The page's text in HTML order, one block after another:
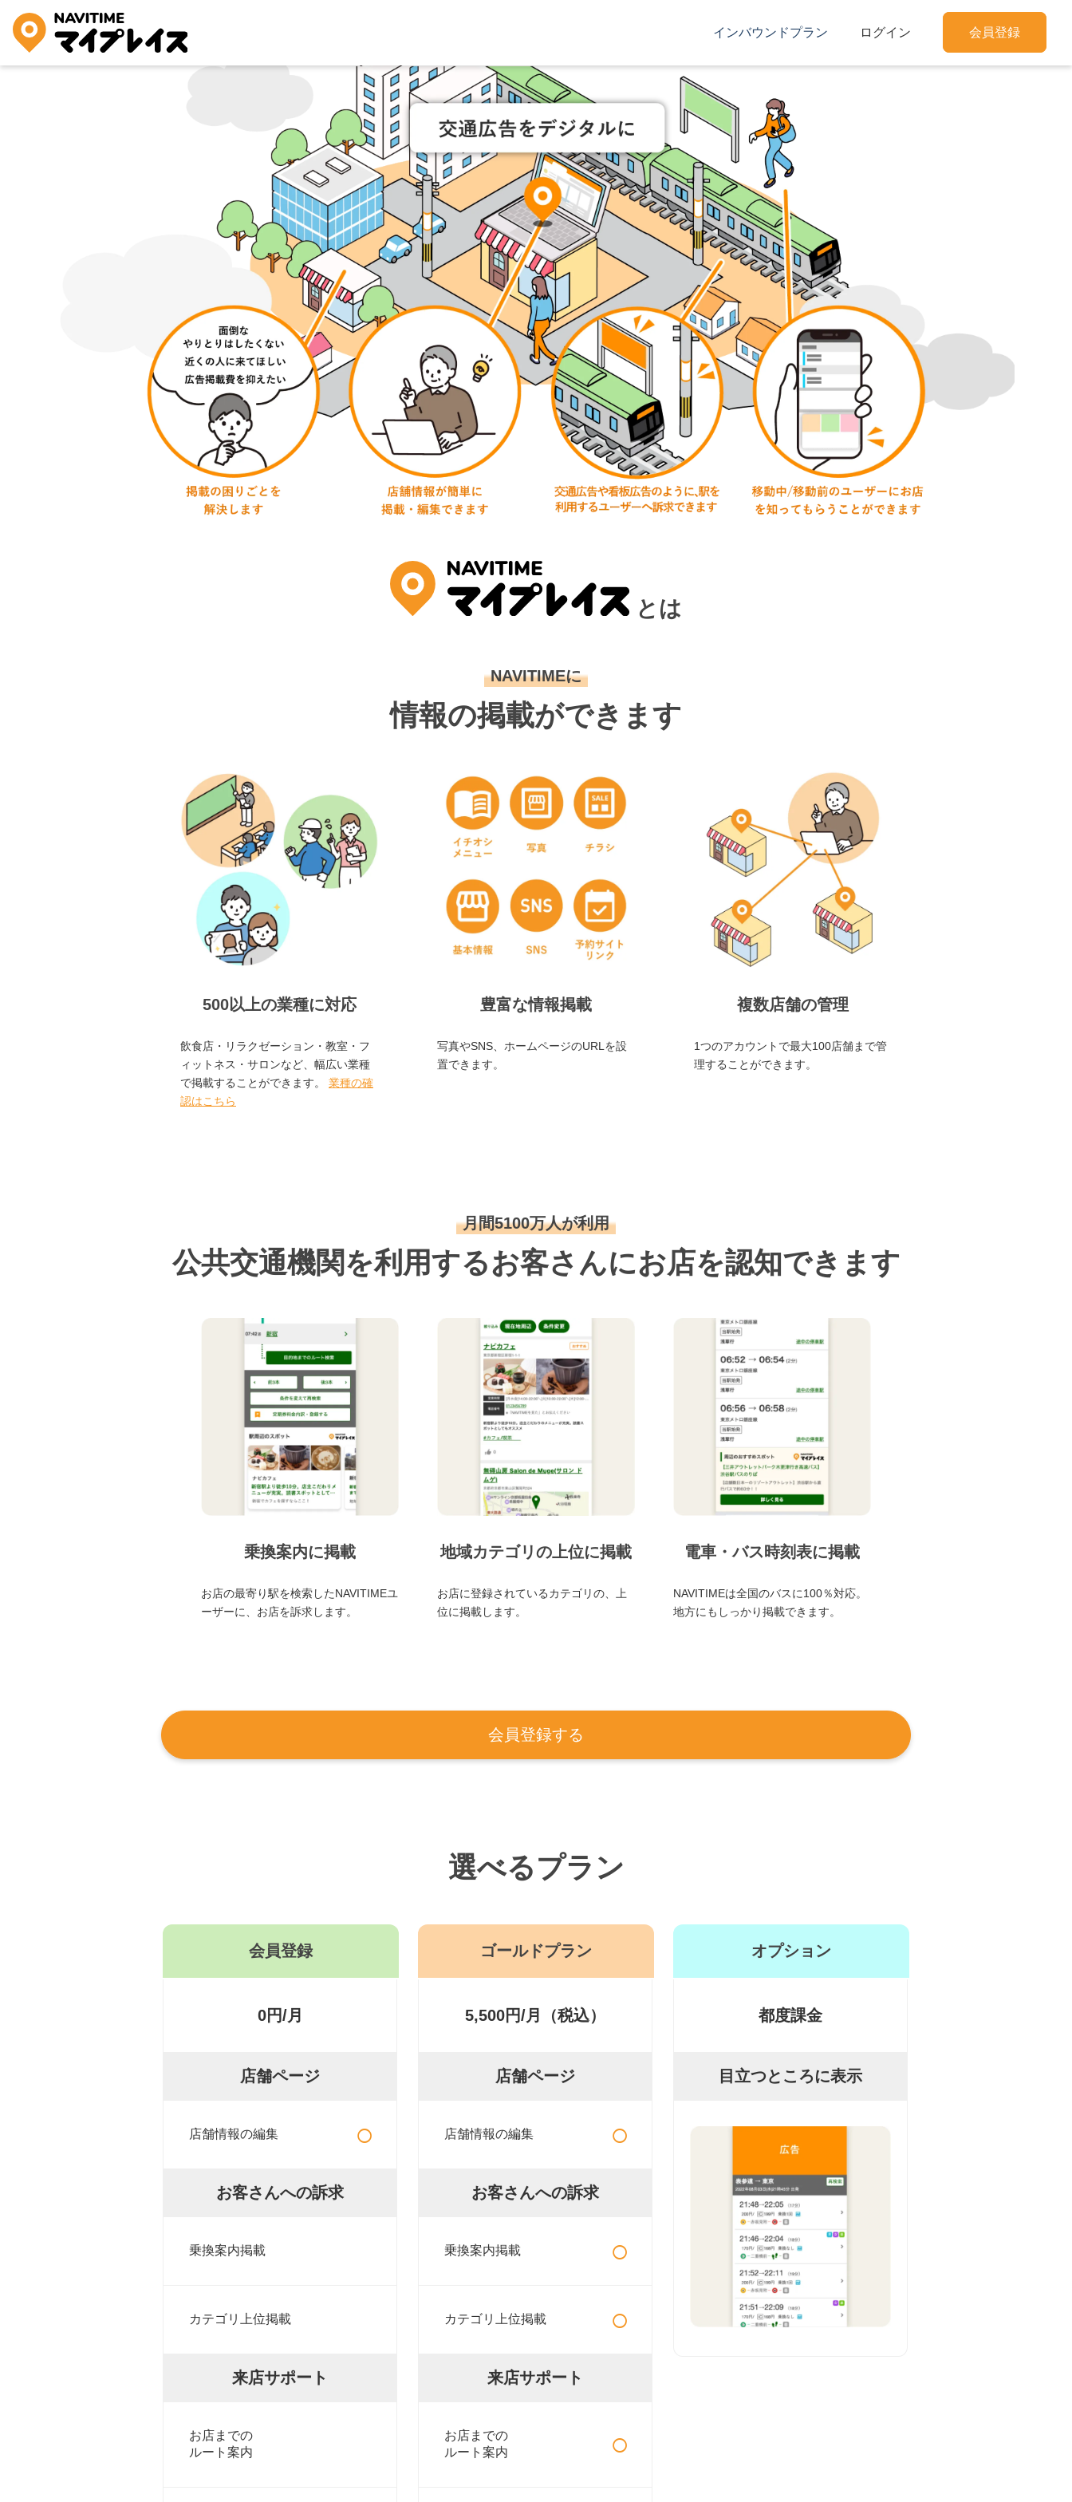
インバウンドプラン ログイン 会員登録
とは
NAVITIMEに
情報の掲載ができます
500以上の業種に対応
飲食店・リラクゼーション・教室・フ
ィットネス・サロンなど、幅広い業種
で掲載することができます。 業種の確
認はこちら
豊富な情報掲載
写真やSNS、ホームページのURLを設
置できます。
複数店舗の管理
1つのアカウントで最大100店舗まで管
理することができます。
月間5100万人が利用
公共交通機関を利用するお客さんにお店を認知できます
乗換案内に掲載
お店の最寄り駅を検索したNAVITIMEユ
ーザーに、お店を訴求します。
地域カテゴリの上位に掲載
お店に登録されているカテゴリの、上
位に掲載します。
電車・バス時刻表に掲載
NAVITIMEは全国のバスに100％対応。
地方にもしっかり掲載できます。
会員登録する
選べるプラン
会員登録
0円/月
店舗ページ
店舗情報の編集 ○
お客さんへの訴求
乗換案内掲載
カテゴリ上位掲載
来店サポート
お店までの
ルート案内
ゴールドプラン
5,500円/月（税込）
店舗ページ
店舗情報の編集 ○
お客さんへの訴求
乗換案内掲載 ○
カテゴリ上位掲載 ○
来店サポート
お店までの
ルート案内
○
オプション
都度課金
目立つところに表示